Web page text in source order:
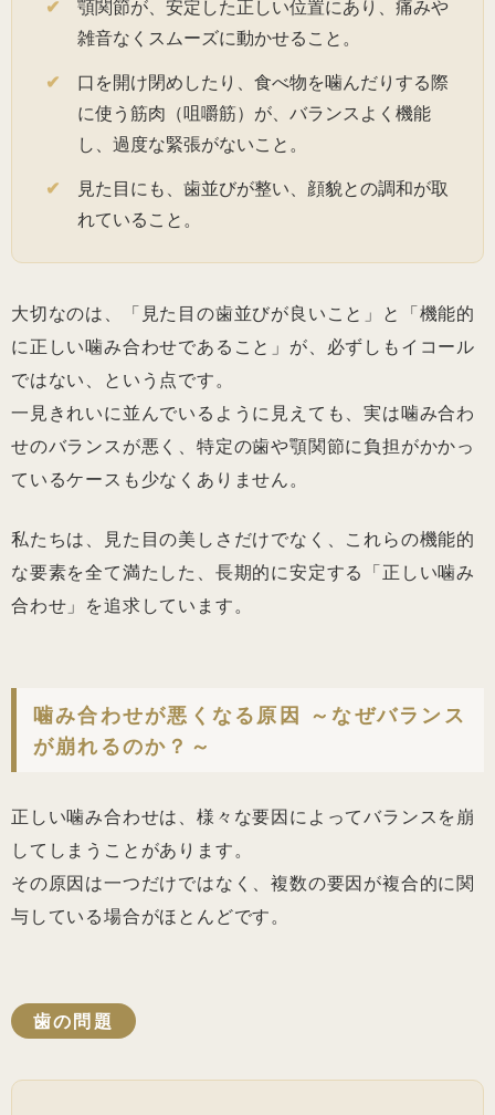
顎関節が、安定した正しい位置にあり、痛みや
雑音なくスムーズに動かせること。
口を開け閉めしたり、食べ物を噛んだりする際
に使う筋肉（咀嚼筋）が、バランスよく機能
し、過度な緊張がないこと。
見た目にも、歯並びが整い、顔貌との調和が取
れていること。
大切なのは、「見た目の歯並びが良いこと」と「機能的
に正しい噛み合わせであること」が、必ずしもイコール
ではない、という点です。
一見きれいに並んでいるように見えても、実は噛み合わ
せのバランスが悪く、特定の歯や顎関節に負担がかかっ
ているケースも少なくありません。
私たちは、見た目の美しさだけでなく、これらの機能的
な要素を全て満たした、長期的に安定する「正しい噛み
合わせ」を追求しています。
噛み合わせが悪くなる原因 ～なぜバランス
が崩れるのか？～
正しい噛み合わせは、様々な要因によってバランスを崩
してしまうことがあります。
その原因は一つだけではなく、複数の要因が複合的に関
与している場合がほとんどです。
歯の問題